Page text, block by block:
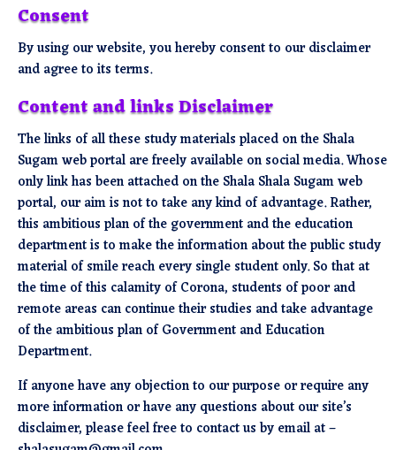
Consent
By using our website, you hereby consent to our disclaimer
and agree to its terms.
Content and links Disclaimer
The links of all these study materials placed on the Shala
Sugam web portal are freely available on social media. Whose
only link has been attached on the Shala Shala Sugam web
portal, our aim is not to take any kind of advantage. Rather,
this ambitious plan of the government and the education
department is to make the information about the public study
material of smile reach every single student only. So that at
the time of this calamity of Corona, students of poor and
remote areas can continue their studies and take advantage
of the ambitious plan of Government and Education
Department.
If anyone have any objection to our purpose or require any
more information or have any questions about our site’s
disclaimer, please feel free to contact us by email at –